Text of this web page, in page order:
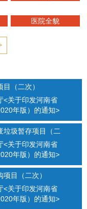
医院全貌
（二次）
<关于印发河南省
年版）的通知>
）和《商丘市立
通知》（商立院字
垃圾暂存项目（二
<关于印发河南省
年版）的通知>
）和《商丘市立
知》（商立院字
目（二次）
<关于印发河南省
年版）的通知>